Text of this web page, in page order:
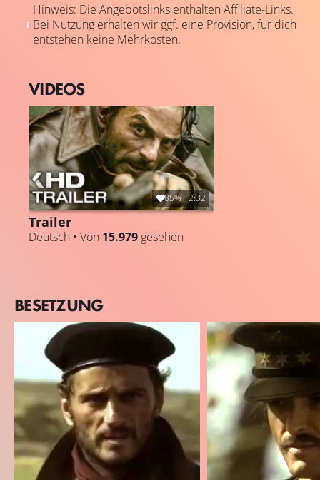
Hinweis: Die Angebotslinks enthalten Affiliate-Links.
Bei Nutzung erhalten wir ggf. eine Provision, für dich
entstehen keine Mehrkosten.
VIDEOS
85% 2:32
Trailer
Deutsch • Von 15.979 gesehen
BESETZUNG